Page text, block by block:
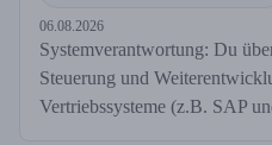
06.08.2026
Systemverantwortung: Du
Steuerung und
Vertriebssysteme (z.B. SAP